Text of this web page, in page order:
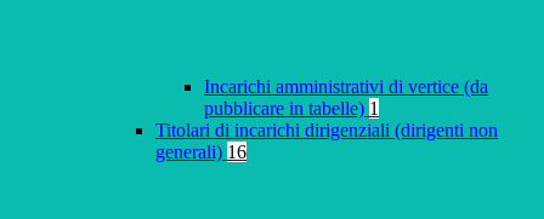
Incarichi amministrativi di vertice (da
pubblicare in tabelle) 1
Titolari di incarichi dirigenziali (dirigenti non
generali) 16